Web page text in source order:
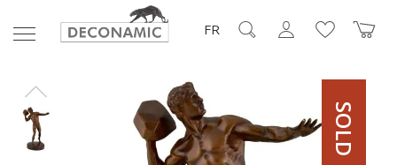
FR
SOLD